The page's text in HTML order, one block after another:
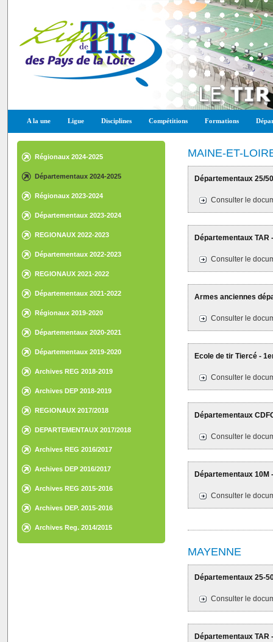
A la une Ligue Disciplines Compétitions Formations
Régionaux 2024-2025
Départementaux 2024-2025
Régionaux 2023-2024
Départementaux 2023-2024
REGIONAUX 2022-2023
Départementaux 2022-2023
REGIONAUX 2021-2022
Départementaux 2021-2022
Régionaux 2019-2020
Départementaux 2020-2021
Départementaux 2019-2020
Archives REG 2018-2019
Archives DEP 2018-2019
REGIONAUX 2017/2018
DEPARTEMENTAUX 2017/2018
Archives REG 2016/2017
Archives DEP 2016/2017
Archives REG 2015-2016
Archives DEP. 2015-2016
Archives Reg. 2014/2015
MAINE-ET-
Départementaux 25/
Consulter le
Départementaux TAR
Consulter le
Armes anciennes
Consulter le
Ecole de tir Tiercé -
Consulter le
Départementaux
Consulter le
Départementaux 10M
Consulter le
MAYENNE
Départementaux 25-
Consulter le
Départementaux TAR